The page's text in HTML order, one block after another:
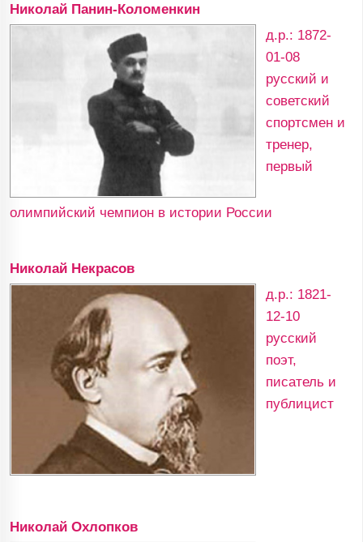
Николай Панин-Коломенкин
д.р.: 1872-
01-08
русский и
советский
спортсмен и
тренер,
первый
олимпийский чемпион в истории России
Николай Некрасов
д.р.: 1821-
12-10
русский
поэт,
писатель и
публицист
Николай Охлопков